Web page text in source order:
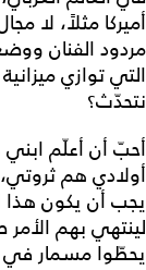
أميركا مثلاً، لا
مردود الفنان
التي توازي
نتحدّث؟
أحبّ أن أعلّم ابني
أولادي هم
يجب أن يكون هذا
لينتهي بهم
يحطّوا مسمار في